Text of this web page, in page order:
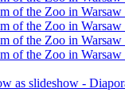
as slideshow -